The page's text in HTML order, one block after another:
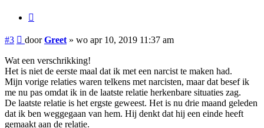
#3 Bericht
doorGreet » wo apr 10, 2019 11:37 am
Wat een verschrikking!
Het is niet de eerste maal dat ik met een narcist te maken had.
Mijn vorige relaties waren telkens met narcisten, maar dat besef ik
me nu pas omdat ik in de laatste relatie herkenbare situaties zag.
De laatste relatie is het ergste geweest. Het is nu drie maand geleden
dat ik ben weggegaan van hem. Hij denkt dat hij een einde heeft
gemaakt aan de relatie.